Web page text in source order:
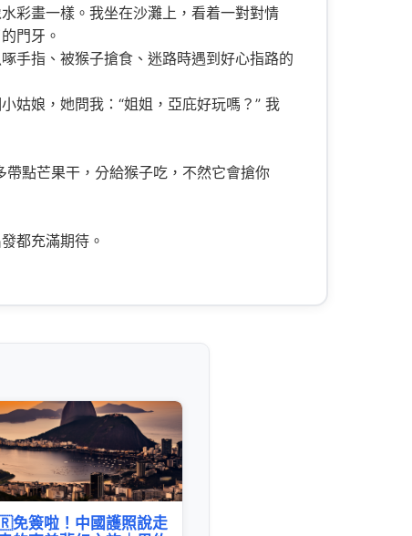
彩畫一樣。我坐在沙灘上，看着一對對情
門牙。
手指、被猴子搶食、迷路時遇到好心指路的
姑娘，她問我：“姐姐，亞庇好玩嗎？” 我
點芒果干，分給猴子吃，不然它會搶你
都充滿期待。
簽啦！中國護照說走